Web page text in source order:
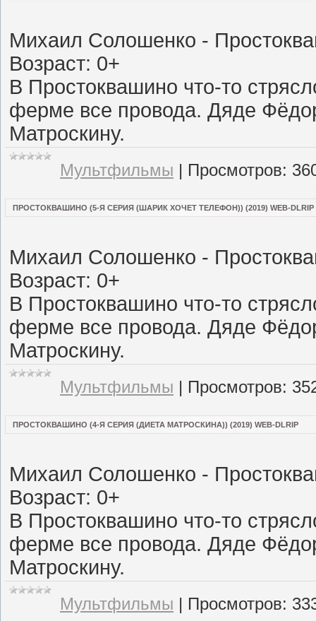
Михаил Солошенко -
Возраст: 0+
В Простоквашино что-то
ферме все провода. Дяде
Матроскину.
Мультфильмы | Просмотров:
ПРОСТОКВАШИНО (5-Я СЕРИЯ (ШАРИК ХОЧЕТ ТЕЛЕФОН)) (2019) WEB-DLRIP
Михаил Солошенко -
Возраст: 0+
В Простоквашино что-то
ферме все провода. Дяде
Матроскину.
Мультфильмы | Просмотров:
ПРОСТОКВАШИНО (4-Я СЕРИЯ (ДИЕТА МАТРОСКИНА)) (2019) WEB-DLRIP
Михаил Солошенко -
Возраст: 0+
В Простоквашино что-то
ферме все провода. Дяде
Матроскину.
Мультфильмы | Просмотров: